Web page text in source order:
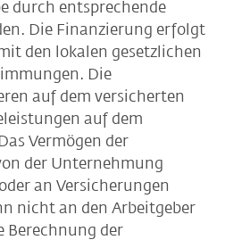
durch entsprechende
Die Finanzierung erfolgt
den lokalen gesetzlichen
Die
auf dem versicherten
auf dem
Vermögen der
der Unternehmung
an Versicherungen
nicht an den Arbeitgeber
Berechnung der